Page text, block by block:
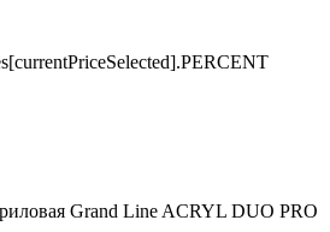
Grand Line ACRYL DUO PRO